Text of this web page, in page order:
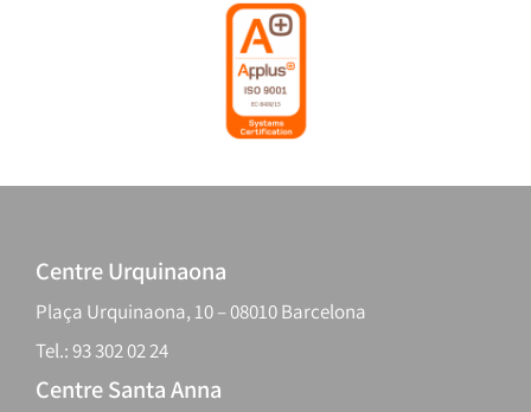
Centre Urquinaona
Plaça Urquinaona, 10 – 08010 Barcelona
Tel.: 93 302 02 24
Centre Santa Anna